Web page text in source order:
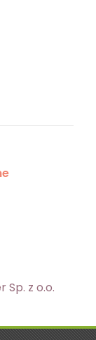
Sp. z o.o.